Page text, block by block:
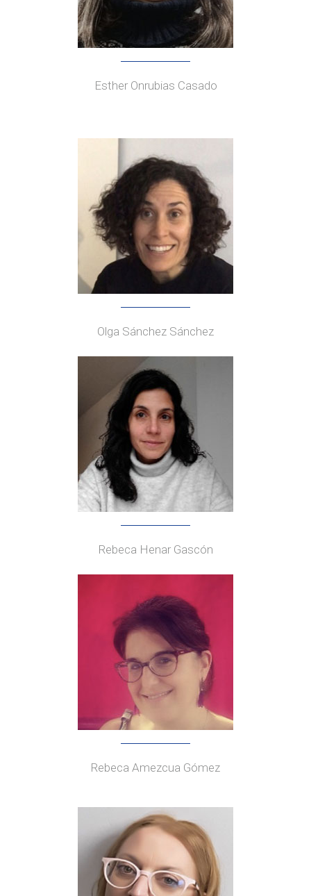
Esther Onrubias Casado
Olga Sánchez Sánchez
Rebeca Henar Gascón
Rebeca Amezcua Gómez